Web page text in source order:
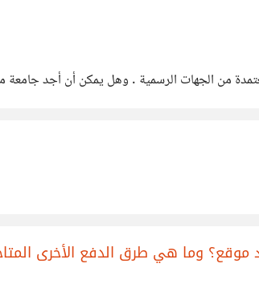
من الجهات الرسمية . وهل يمكن أن أجد جامعة
موقع؟ وما هي طرق الدفع الأخرى